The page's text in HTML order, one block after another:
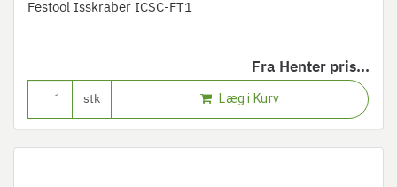
Festool Isskraber ICSC-FT1
Fra Henter pris...
stk Læg i Kurv